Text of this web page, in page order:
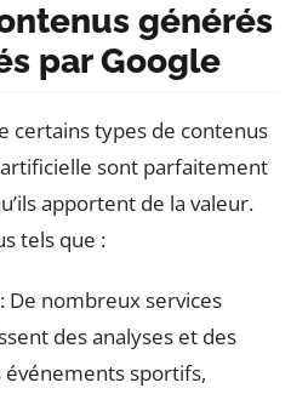
générés
par Google
certains types de contenus
sont parfaitement
apportent de la valeur.
tels que :
: De nombreux services
des analyses et des
sportifs,